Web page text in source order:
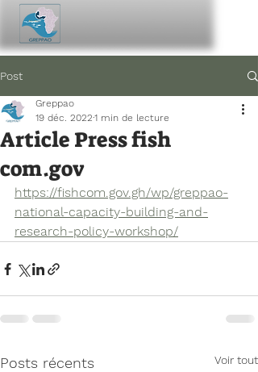
Post
Article Press fish
com.gov
Greppao
19 déc. 2022 1 min de lecture
https://fishcom.gov.gh/wp/greppao-
national-capacity-building-and-
research-policy-workshop/
Posts récents Voir tout